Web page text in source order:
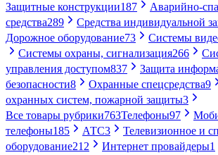
Защитные конструкции187
Аварийно-
средства289 Средства индивидуальной
Дорожное оборудование73 Системы
Системы охраны, сигнализация266
управления доступом837 Защита
безопасности8 Охранные спецсредства9
охранных систем, пожарной защиты3
Все товары рубрики763Телефоны97
телефоны185 АТС3
Телевизионное и
оборудование212 Интернет провайдеры1